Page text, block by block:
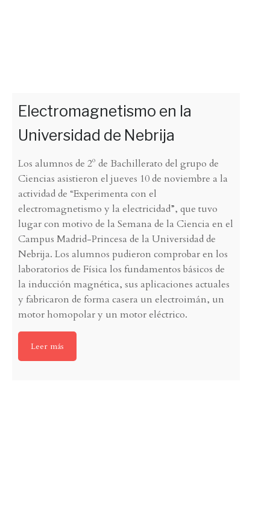
Electromagnetismo en la
Universidad de Nebrija
Los alumnos de 2º de Bachillerato del grupo de
Ciencias asistieron el jueves 10 de noviembre a la
actividad de “Experimenta con el
electromagnetismo y la electricidad”, que tuvo
lugar con motivo de la Semana de la Ciencia en el
Campus Madrid-Princesa de la Universidad de
Nebrija. Los alumnos pudieron comprobar en los
laboratorios de Física los fundamentos básicos de
la inducción magnética, sus aplicaciones actuales
y fabricaron de forma casera un electroimán, un
motor homopolar y un motor eléctrico.
Leer más